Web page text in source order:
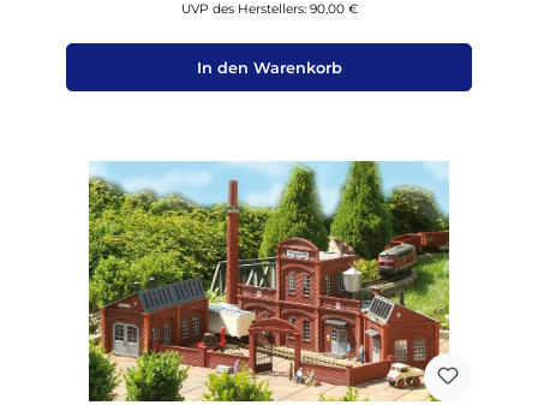
UVP des Herstellers: 90,00 €
In den Warenkorb